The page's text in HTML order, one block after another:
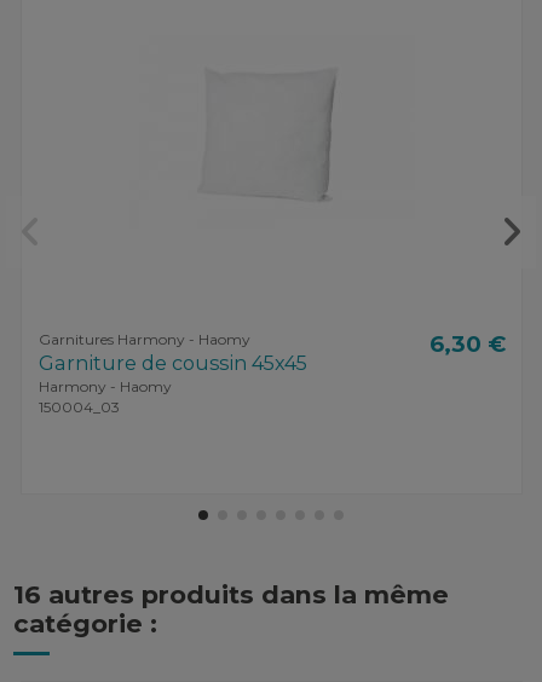
Garnitures Harmony - Haomy
Garniture de coussin 45x45
Harmony - Haomy
150004_03
6,30 €
16 autres produits dans la même
catégorie :